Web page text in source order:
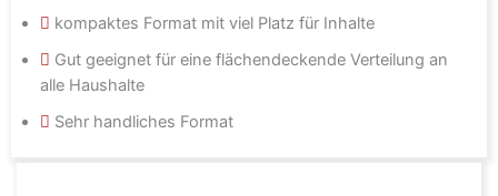
kompaktes Format mit viel Platz für Inhalte
Gut geeignet für eine flächendeckende Verteilung an
alle Haushalte
Sehr handliches Format